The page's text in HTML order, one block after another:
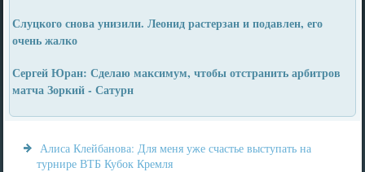
Слуцкого снова унизили. Леонид растерзан и подавлен, его
очень жалко
Сергей Юран: Сделаю максимум, чтобы отстранить арбитров
матча Зоркий - Сатурн
Алиса Клейбанова: Для меня уже счастье выступать на
турнире ВТБ Кубок Кремля